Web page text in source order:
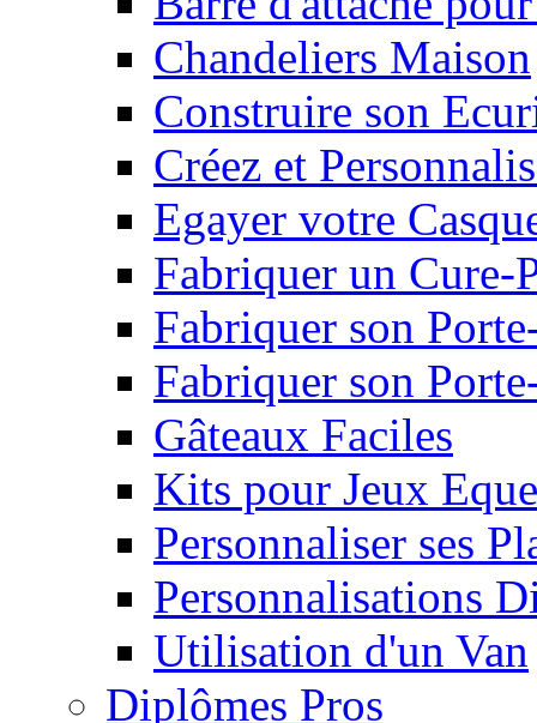
Chandeliers Maison
Construire son
Créez et
Egayer votre
Fabriquer un Cure-
Fabriquer son
Fabriquer son
Gâteaux Faciles
Kits pour Jeux
Personnaliser ses
Personnalisations
Utilisation d'un Van
Diplômes Pros